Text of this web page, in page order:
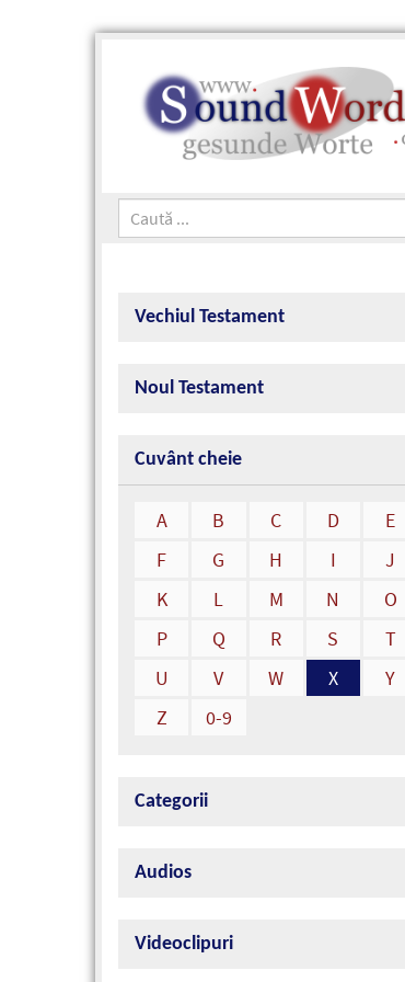
Vechiul Testament
Noul Testament
Cuvânt cheie
A B C D
E
F
G H I
J
K
L M N
O
P
Q R S
T
U
V W X
Y
Z
0-9
Categorii
Audios
Videoclipuri